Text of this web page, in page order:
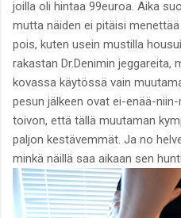
joilla oli hintaa 99euroa. Aika
mutta näiden ei pitäisi
pois, kuten usein mustilla
rakastan Dr.Denimin
kovassa käytössä vain
pesun jälkeen ovat ei-enää-
toivon, että tällä muutaman
paljon kestävemmät. Ja no
minkä näillä saa aikaan sen